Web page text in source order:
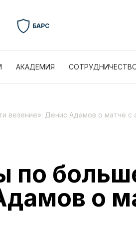
БАРС
АКАДЕМИЯ
везение»: Денис Адамов о матче с
по
о